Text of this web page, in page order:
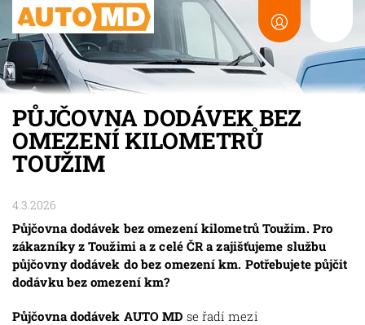
PŮJČOVNA DODÁVEK BEZ
OMEZENÍ KILOMETRŮ
TOUŽIM
4.3.2026
Půjčovna dodávek bez omezení kilometrů Toužim. Pro
zákazníky z Toužimi a z celé ČR a zajišťujeme službu
půjčovny dodávek do bez omezení km. Potřebujete půjčit
dodávku bez omezení km?
Půjčovna dodávek AUTO MD se řadí mezi